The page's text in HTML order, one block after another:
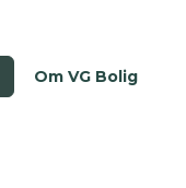
Om VG Bolig